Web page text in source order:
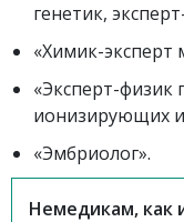
генетик,
«Химик-эксперт
«Эксперт-физик
ионизирующих
«Эмбриолог».
Немедикам, как